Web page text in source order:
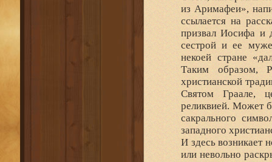
из Аримафеи»,
ссылается на
призвал Иосифа и
сестрой и ее
некоей стране
Таким образом,
христианской
Святом Граале,
реликвией. Может
сакрального
западного
И здесь возникает
или невольно